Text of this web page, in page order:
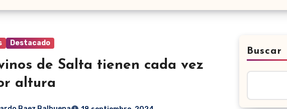
Destacado
de Salta tienen cada vez
altura
Buscar